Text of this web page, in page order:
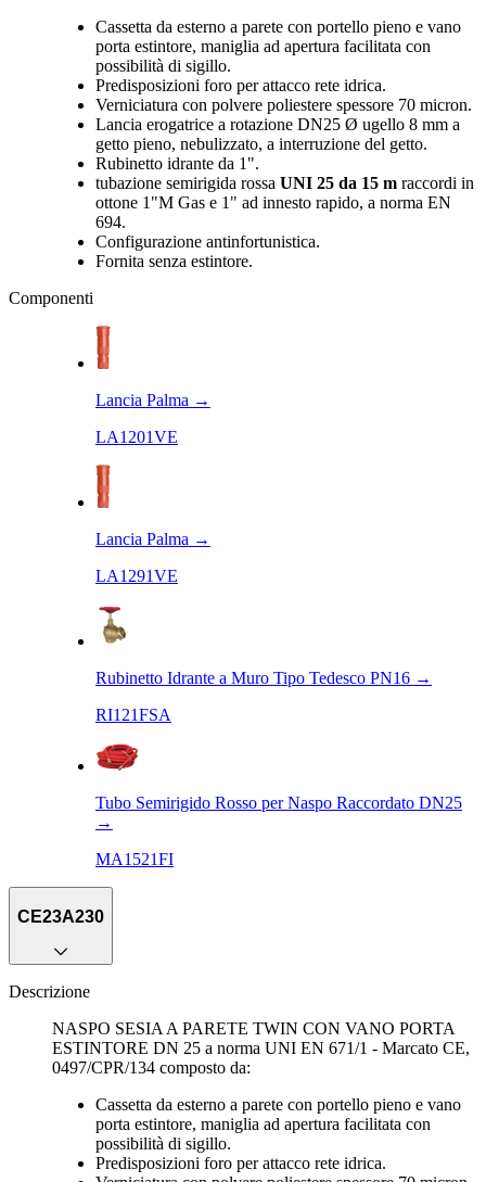
Cassetta da esterno a parete con portello pieno e vano
porta estintore, maniglia ad apertura facilitata con
possibilità di sigillo.
Predisposizioni foro per attacco rete idrica.
Verniciatura con polvere poliestere spessore 70 micron.
Lancia erogatrice a rotazione DN25 Ø ugello 8 mm a
getto pieno, nebulizzato, a interruzione del getto.
Rubinetto idrante da 1".
tubazione semirigida rossa UNI 25 da 15 m raccordi in
ottone 1"M Gas e 1" ad innesto rapido, a norma EN
694.
Configurazione antinfortunistica.
Fornita senza estintore.
Componenti
Lancia Palma →
LA1201VE
Lancia Palma →
LA1291VE
Rubinetto Idrante a Muro Tipo Tedesco PN16 →
RI121FSA
Tubo Semirigido Rosso per Naspo Raccordato DN25
→
MA1521FI
CE23A230
Descrizione
NASPO SESIA A PARETE TWIN CON VANO PORTA
ESTINTORE DN 25 a norma UNI EN 671/1 - Marcato CE,
0497/CPR/134 composto da:
Cassetta da esterno a parete con portello pieno e vano
porta estintore, maniglia ad apertura facilitata con
possibilità di sigillo.
Predisposizioni foro per attacco rete idrica.